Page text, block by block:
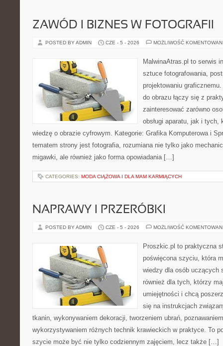
ZAWÓD I BIZNES W FOTOGRAFII
POSTED BY ADMIN CZE - 5 - 2026 MOŻLIWOŚĆ
MalwinaAtras.pl to serwis
sztuce fotografowania,
projektowaniu
do obrazu łączy się z
zainteresować zarówno
obsługi aparatu, jak i
wiedzę o obrazie cyfrowym. Kategorie: Grafika Komputerowa i
tematem strony jest fotografia, rozumiana nie tylko jako
migawki, ale również jako forma opowiadania […]
CATEGORIES: MODA CIĄŻOWA I DLA MAM KARMIĄCYCH
NAPRAWY I PRZERÓBKI
POSTED BY ADMIN CZE - 5 - 2026 MOŻLIWOŚĆ
Proszkic.pl to praktyczna
poświęcona szyciu, która
wiedzy dla osób uczących
również dla tych, którzy
umiejętności i chcą
się na instrukcjach
tkanin, wykonywaniem dekoracji, tworzeniem ubrań,
wykorzystywaniem różnych technik krawieckich w praktyce. To
szycie może być nie tylko codziennym zajęciem, lecz także […]